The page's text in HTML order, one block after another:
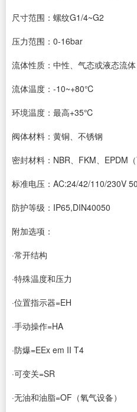
尺寸范围：螺纹G1/4~G2
压力范围：0-16bar
流体性质：中性、气态或液态流体
流体温度：-10~+80℃
环境温度：最高+35℃
阀体材料：黄铜、不锈钢
密封材料：NBR、FKM、EPDM（
标准电压：AC:24/42/110/230V
防护等级：IP65,DIN40050
附加选项：
·常开结构
·特殊温度和压力
·位置指示器=EH
·手动操作=HA
·防爆=EEx em II T4
·可变关=SR
·无油和油脂=OF（氧气设备）